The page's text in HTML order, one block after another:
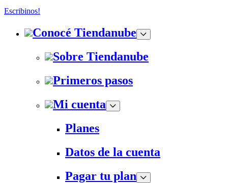
Escribinos!
Conocé Tiendanube
Sobre Tiendanube
Primeros pasos
Mi cuenta
Planes
Datos de la cuenta
Pagar tu plan